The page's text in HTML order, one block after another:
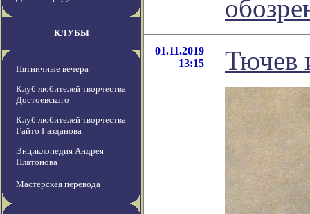
КЛУБЫ
Пятничные вечера
Клуб любителей творчества
Достоевского
Клуб любителей творчества
Гайто Газданова
Энциклопедия Андрея
Платонова
Мастерская перевода
01.11.2019
13:15
Тючев